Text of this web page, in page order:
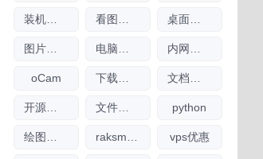
桌面日历软件大全
oCam
文件搜索 python
vps优惠